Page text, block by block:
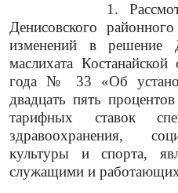
1.
Денисовского
изменений в решение
маслихата
года № 33 «Об
двадцать пять
тарифных ставок
здравоохранения,
культуры и спорта,
служащими и работающих